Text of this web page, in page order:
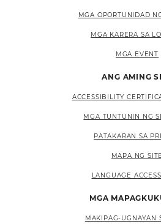
MGA OPORTUNIDAD
MGA KARERA SA
MGA EVENT
ANG AMING
ACCESSIBILITY
MGA TUNTUNIN NG
PATAKARAN SA
MAPA NG SITE
LANGUAGE
MGA
MAKIPAG-UGNAYAN